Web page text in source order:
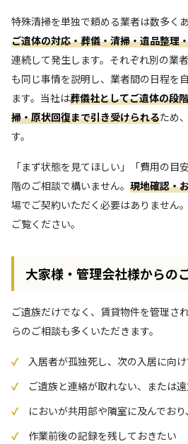
特殊清掃を単独で頼める業者は数多く
ご遺体の対応・葬儀・清掃・遺品整理
連続して発生します。それぞれ別の業
も同じ事情を説明し、業者間の日程を
ます。当社は葬儀社としてご遺体の段
掃・原状回復まで引き受けられるため
す。
「まず状態を見てほしい」「費用の目
階のご相談で構いません。 現地確認・
場でご契約いただく必要はありません
ご覧ください。
大家様・管理会社様からの
ご遺族だけでなく、賃貸物件を管理さ
らのご相談も多くいただきます。
入居者が孤独死し、次の入居に向
ご遺族と連絡が取れない、または
においが共用部や隣室に及んでお
作業前後の記録を残しておきたい